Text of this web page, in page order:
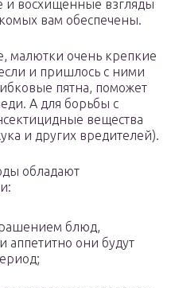
и восхищенные взгляды
вам обеспечены.
малютки очень крепкие
и пришлось с ними
пятна, поможет
А для борьбы с
вещества
и других вредителей).
обладают
блюд,
аппетитно они будут